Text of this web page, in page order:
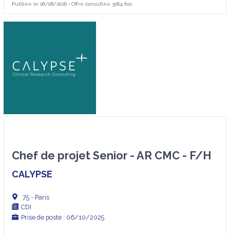
Publiée le 06/08/2026 • Offre consultée 3064 fois
Chef de projet Senior - AR CMC - F/H
CALYPSE
75 - Paris
CDI
Prise de poste : 06/10/2025